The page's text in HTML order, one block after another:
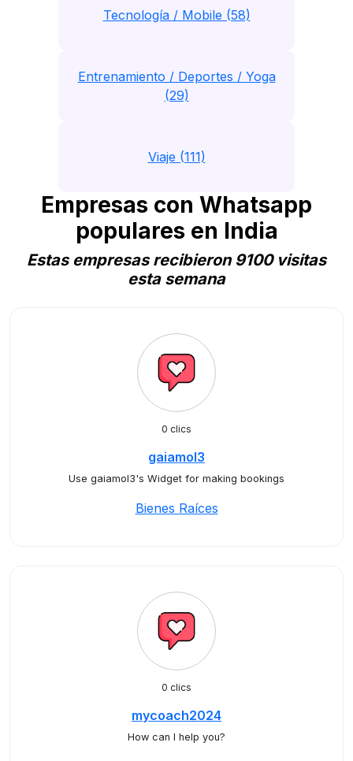
Tecnología / Mobile (58)
Entrenamiento / Deportes / Yoga
(29)
Viaje (111)
Empresas con Whatsapp
populares en India
Estas empresas recibieron 9100 visitas
esta semana
0 clics
gaiamol3
Use gaiamol3's Widget for making bookings
Bienes Raíces
0 clics
mycoach2024
How can I help you?